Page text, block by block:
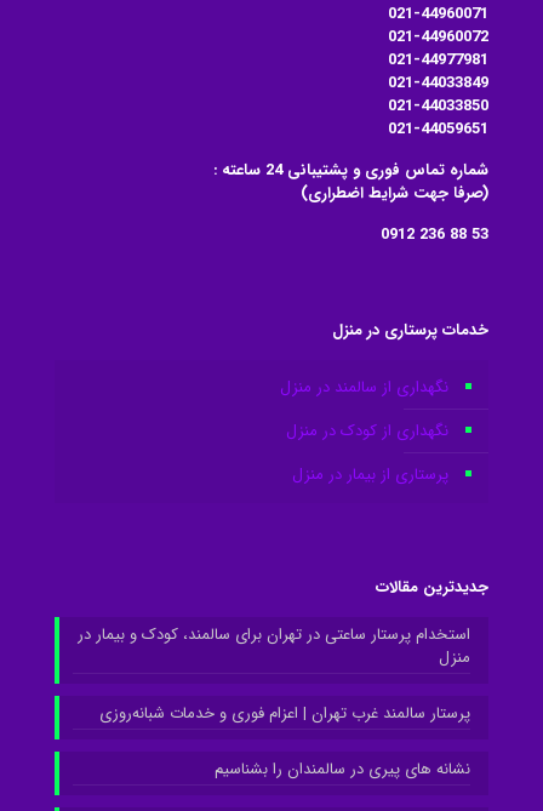
021-44960071
021-44960072
021-44977981
021-44033849
021-44033850
021-44059651
شماره تماس فوری و پشتیبانی 24 ساعته :
(صرفا جهت شرایط اضطراری)
53 88 236 0912
خدمات پرستاری در منزل
نگهداری از سالمند در منزل
نگهداری از کودک در منزل
پرستاری از بیمار در منزل
جدیدترین مقالات
استخدام پرستار ساعتی در تهران برای سالمند، کودک و بیمار در
منزل
پرستار سالمند غرب تهران | اعزام فوری و خدمات شبانه‌روزی
نشانه های پیری در سالمندان را بشناسیم